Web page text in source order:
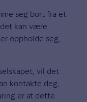
seg bort fra et
kan være
oppholde seg,
vil det
kontakte deg,
er at dette